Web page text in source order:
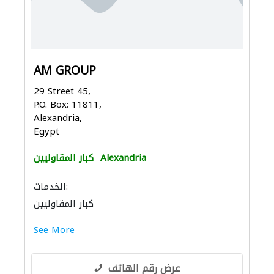
AM GROUP
29 Street 45,
P.O. Box: 11811,
Alexandria,
Egypt
كبار المقاوليين Alexandria
الخدمات:
كبار المقاوليين
See More
عرض رقم الهاتف